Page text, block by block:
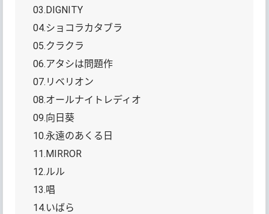
03.DIGNITY
04.ショコラカタブラ
05.クラクラ
06.アタシは問題作
07.リベリオン
08.オールナイトレディオ
09.向日葵
10.永遠のあくる日
11.MIRROR
12.ルル
13.唱
14.いばら